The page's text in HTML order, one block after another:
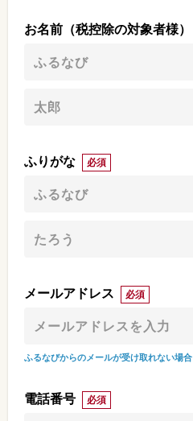
お名前（税控除の対象者様）
ふりがな 必須
メールアドレス 必須
ふるなびからのメールが受け取れない場合
電話番号 必須